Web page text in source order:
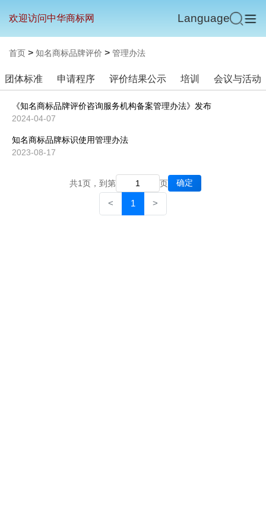
欢迎访问中华商标网 Language
首页 > 知名商标品牌评价 > 管理办法
团体标准 申请程序 评价结果公示 培训 会议与活动
《知名商标品牌评价咨询服务机构备案管理办法》发布
2024-04-07
知名商标品牌标识使用管理办法
2023-08-17
共1页，到第 页 确定
< 1 >